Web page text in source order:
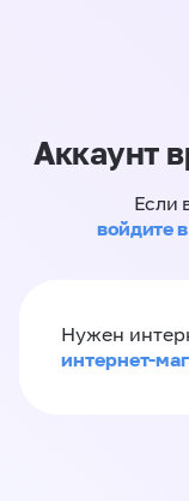
Аккаунт
Если
войдите
Нужен
интернет-